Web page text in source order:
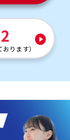
おります）